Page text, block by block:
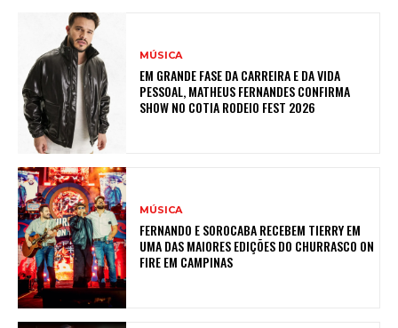
MÚSICA
EM GRANDE FASE DA CARREIRA E DA VIDA
PESSOAL, MATHEUS FERNANDES CONFIRMA
SHOW NO COTIA RODEIO FEST 2026
MÚSICA
FERNANDO E SOROCABA RECEBEM TIERRY EM
UMA DAS MAIORES EDIÇÕES DO CHURRASCO ON
FIRE EM CAMPINAS